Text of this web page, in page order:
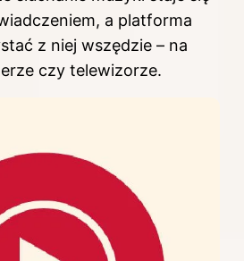
a platforma
z niej wszędzie – na
czy telewizorze.